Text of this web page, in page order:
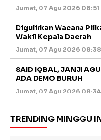
Jumat, 07 Agu 2026 08:51
Digulirkan Wacana
Wakil Kepala Daerah
Jumat, 07 Agu 2026 08:38
SAID IQBAL, JANJI
ADA DEMO BURUH
Jumat, 07 Agu 2026 08:34
TRENDING MINGGU